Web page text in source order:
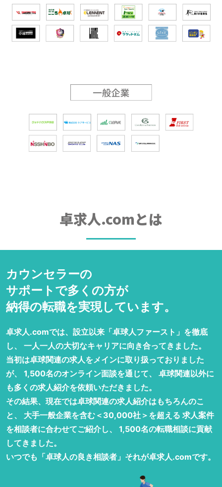
卓求人.comとは
カウンセラーの
サポートで多くの方が
納得の転職を実現しています。
卓求人.comでは、設立以来「卓球人ファースト」を徹底
し、 一人一人の大切なキャリアに向き合ってきました。
当初は卓球関連の求人をメインに取り扱っておりました
が、 1,500名のオンライン面談を通じて、 卓球関連以外に
も多くの求人紹介を依頼いただきました。
その結果、現在では卓球関連の求人紹介はもちろんのこ
と、 大手一般企業を含む＜30,000社＞を超える 求人案件
を相談者に合わせてご紹介し、 1,500名の転職相談に貢献
してきました。
いつでも「卓球人の良き相談者」それが卓求人.comです。